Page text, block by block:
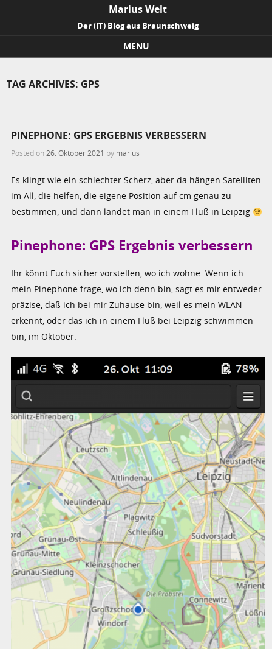
Marius Welt
Der (IT) Blog aus Braunschweig
MENU
TAG ARCHIVES: GPS
PINEPHONE: GPS ERGEBNIS VERBESSERN
Posted on 26. Oktober 2021 by marius
Es klingt wie ein schlechter Scherz, aber da hängen Satelliten
im All, die helfen, die eigene Position auf cm genau zu
bestimmen, und dann landet man in einem Fluß in Leipzig
Pinephone: GPS Ergebnis verbessern
Ihr könnt Euch sicher vorstellen, wo ich wohne. Wenn ich
mein Pinephone frage, wo ich denn bin, sagt es mir entweder
präzise, daß ich bei mir Zuhause bin, weil es mein WLAN
erkennt, oder das ich in einem Fluß bei Leipzig schwimmen
bin, im Oktober.